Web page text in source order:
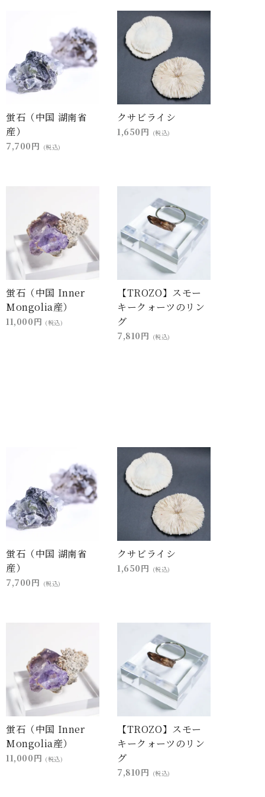
蛍石（中国 湖南省
産）
7,700円 (税込)
クサビライシ
1,650円 (税込)
蛍石（中国 Inner
Mongolia産）
11,000円 (税込)
【TROZO】スモー
キークォーツのリン
グ
7,810円 (税込)
蛍石（中国 湖南省
産）
7,700円 (税込)
クサビライシ
1,650円 (税込)
蛍石（中国 Inner
Mongolia産）
11,000円 (税込)
【TROZO】スモー
キークォーツのリン
グ
7,810円 (税込)